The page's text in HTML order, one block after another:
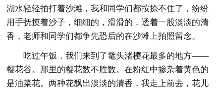
湖水轻轻拍打着沙滩，我和同学们都按捺不住了，纷纷
用手抚摸着沙子，细细的，滑滑的，透着一股淡淡的清
香，老师和同学们都争先恐后的在沙滩上拍照留念。
吃过午饭，我们来到了鼋头渚樱花最多的地方——
樱花谷。那里的樱花数不胜数。在粉红中掺杂着黄色的
是油菜花。两种花飘出淡淡的清香，我走上前去，花儿